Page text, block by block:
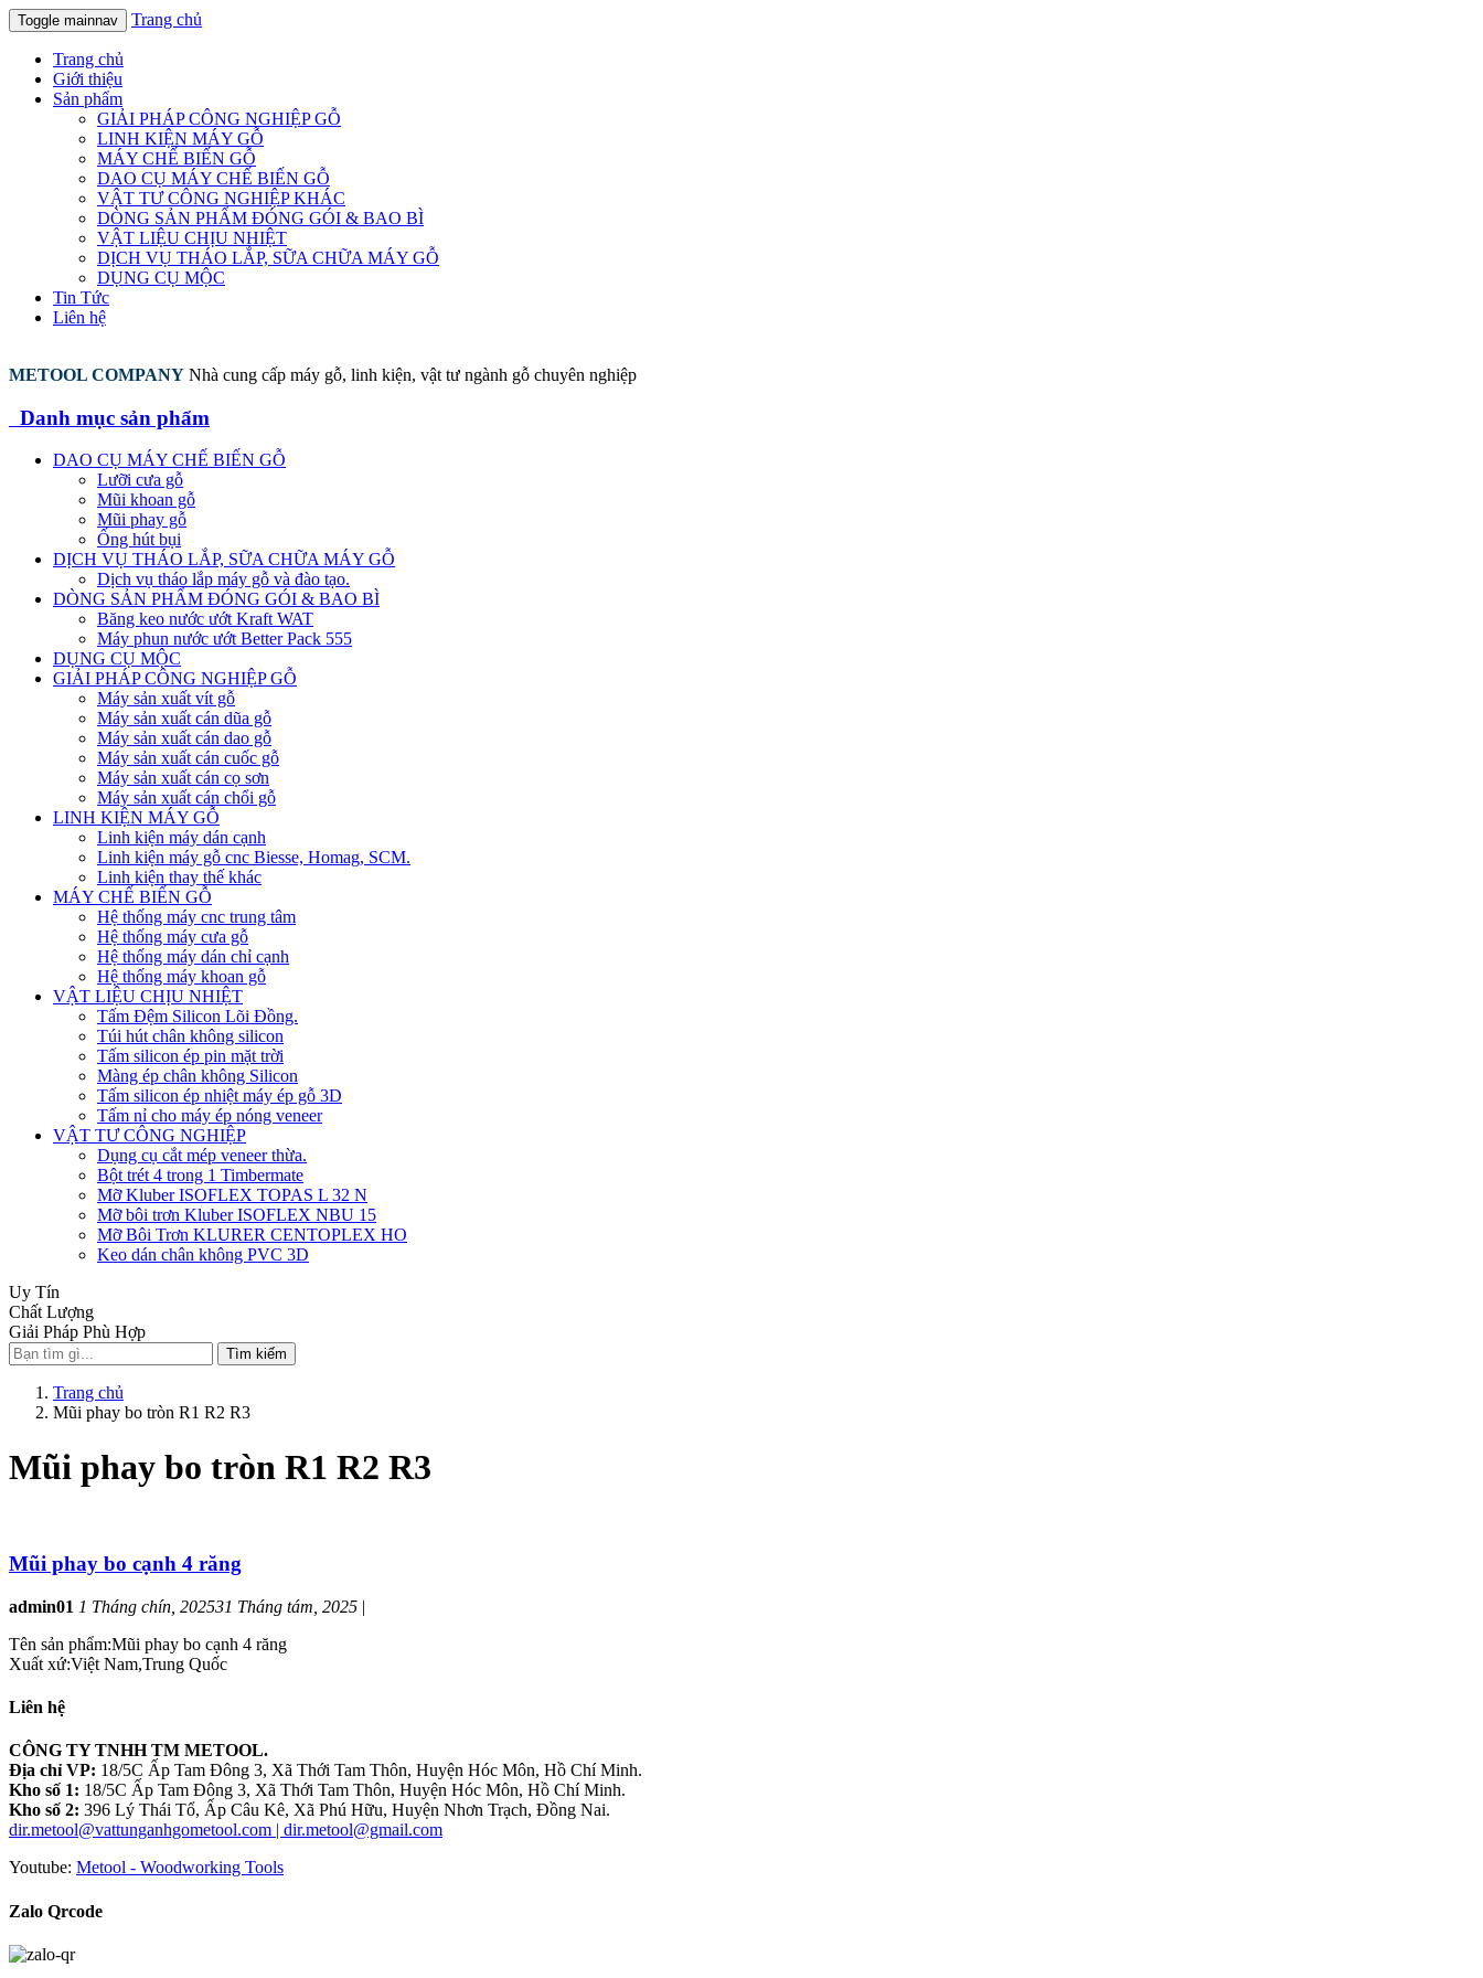
Toggle mainnav Trang chủ
Trang chủ
Giới thiệu
Sản phẩm
GIẢI PHÁP CÔNG NGHIỆP GỖ
LINH KIỆN MÁY GỖ
MÁY CHẾ BIẾN GỖ
DAO CỤ MÁY CHẾ BIẾN GỖ
VẬT TƯ CÔNG NGHIỆP KHÁC
DÒNG SẢN PHẨM ĐÓNG GÓI & BAO BÌ
VẬT LIỆU CHỊU NHIỆT
DỊCH VỤ THÁO LẮP, SỮA CHỮA MÁY GỖ
DỤNG CỤ MỘC
Tin Tức
Liên hệ
METOOL COMPANY Nhà cung cấp máy gỗ, linh kiện, vật tư ngành gỗ chuyên nghiệp
Danh mục sản phẩm
DAO CỤ MÁY CHẾ BIẾN GỖ
Lưỡi cưa gỗ
Mũi khoan gỗ
Mũi phay gỗ
Ống hút bụi
DỊCH VỤ THÁO LẮP, SỮA CHỮA MÁY GỖ
Dịch vụ tháo lắp máy gỗ và đào tạo.
DÒNG SẢN PHẨM ĐÓNG GÓI & BAO BÌ
Băng keo nước ướt Kraft WAT
Máy phun nước ướt Better Pack 555
DỤNG CỤ MỘC
GIẢI PHÁP CÔNG NGHIỆP GỖ
Máy sản xuất vít gỗ
Máy sản xuất cán dũa gỗ
Máy sản xuất cán dao gỗ
Máy sản xuất cán cuốc gỗ
Máy sản xuất cán cọ sơn
Máy sản xuất cán chổi gỗ
LINH KIỆN MÁY GỖ
Linh kiện máy dán cạnh
Linh kiện máy gỗ cnc Biesse, Homag, SCM.
Linh kiện thay thế khác
MÁY CHẾ BIẾN GỖ
Hệ thống máy cnc trung tâm
Hệ thống máy cưa gỗ
Hệ thống máy dán chỉ cạnh
Hệ thống máy khoan gỗ
VẬT LIỆU CHỊU NHIỆT
Tấm Đệm Silicon Lõi Đồng.
Túi hút chân không silicon
Tấm silicon ép pin mặt trời
Màng ép chân không Silicon
Tấm silicon ép nhiệt máy ép gỗ 3D
Tấm nỉ cho máy ép nóng veneer
VẬT TƯ CÔNG NGHIỆP
Dụng cụ cắt mép veneer thừa.
Bột trét 4 trong 1 Timbermate
Mỡ Kluber ISOFLEX TOPAS L 32 N
Mỡ bôi trơn Kluber ISOFLEX NBU 15
Mỡ Bôi Trơn KLURER CENTOPLEX HO
Keo dán chân không PVC 3D
Uy Tín
Chất Lượng
Giải Pháp Phù Hợp
Tìm kiếm
Trang chủ
Mũi phay bo tròn R1 R2 R3
Mũi phay bo tròn R1 R2 R3
Mũi phay bo cạnh 4 răng
admin01 1 Tháng chín, 202531 Tháng tám, 2025 |
Tên sản phẩm:Mũi phay bo cạnh 4 răng
Xuất xứ:Việt Nam,Trung Quốc
Liên hệ
CÔNG TY TNHH TM METOOL.
Địa chỉ VP: 18/5C Ấp Tam Đông 3, Xã Thới Tam Thôn, Huyện Hóc Môn, Hồ Chí Minh.
Kho số 1: 18/5C Ấp Tam Đông 3, Xã Thới Tam Thôn, Huyện Hóc Môn, Hồ Chí Minh.
Kho số 2: 396 Lý Thái Tổ, Ấp Câu Kê, Xã Phú Hữu, Huyện Nhơn Trạch, Đồng Nai.
dir.metool@vattunganhgometool.com | dir.metool@gmail.com
Youtube: Metool - Woodworking Tools
Zalo Qrcode